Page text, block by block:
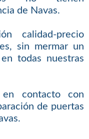
de Navas.
calidad-precio
sin mermar un
todas nuestras
contacto con
de puertas